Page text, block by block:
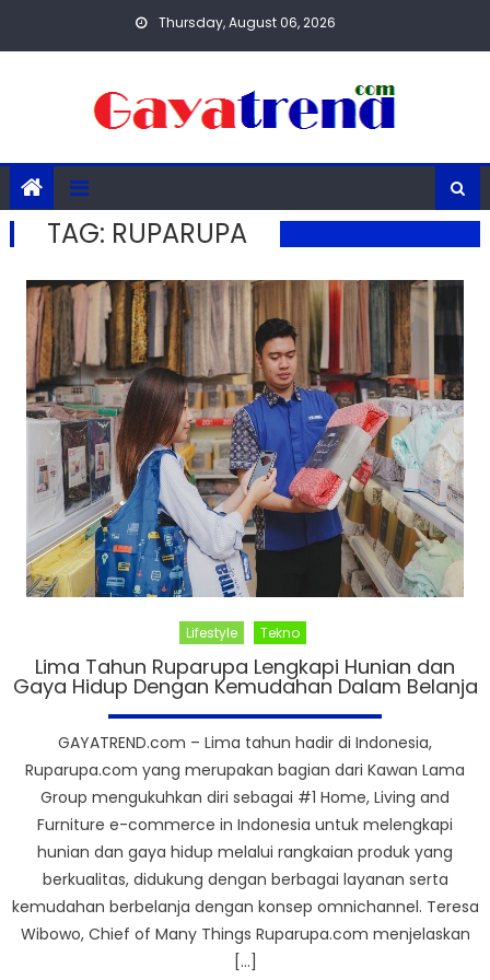
Thursday, August 06, 2026
TAG: RUPARUPA
Lifestyle Tekno
Lima Tahun Ruparupa Lengkapi Hunian dan
Gaya Hidup Dengan Kemudahan Dalam Belanja
GAYATREND.com – Lima tahun hadir di Indonesia,
Ruparupa.com yang merupakan bagian dari Kawan Lama
Group mengukuhkan diri sebagai #1 Home, Living and
Furniture e-commerce in Indonesia untuk melengkapi
hunian dan gaya hidup melalui rangkaian produk yang
berkualitas, didukung dengan berbagai layanan serta
kemudahan berbelanja dengan konsep omnichannel. Teresa
Wibowo, Chief of Many Things Ruparupa.com menjelaskan
[…]